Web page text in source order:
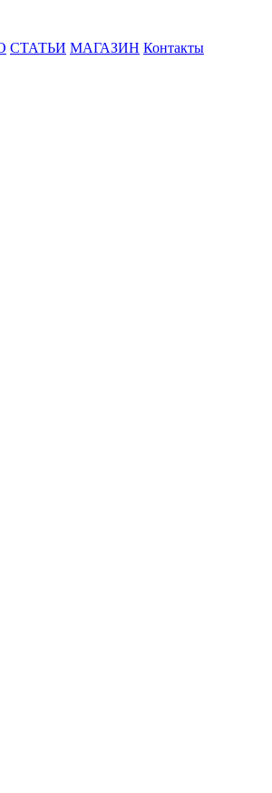
СТАТЬИ МАГАЗИН Контакты